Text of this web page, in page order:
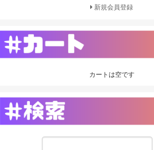
新規会員登録
カートは空です